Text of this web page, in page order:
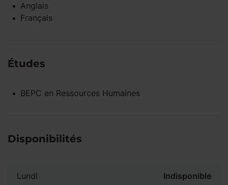
Anglais
Français
Études
BEPC en Ressources Humaines
Disponibilités
Lundi Indisponible